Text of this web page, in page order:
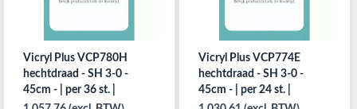
Vicryl Plus VCP780H
hechtdraad - SH 3-0 -
45cm - | per 36 st. |
Vicryl Plus VCP774E
hechtdraad - SH 3-0 -
45cm - | per 24 st. |